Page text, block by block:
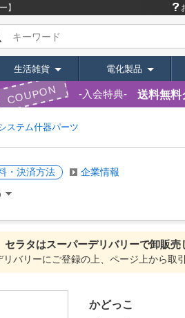
】
キーワード
生活雑貨 電化製品
COUPON 入会特典 送料無料
ステム什器パーツ
・決済方法 企業情報
セラタはスーパーデリバリーで卸販売
リバリーにご登録の上、ページ上から取
かどっこ